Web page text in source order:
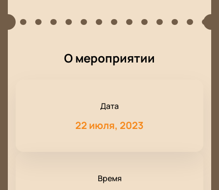
О мероприятии
Дата
22 июля, 2023
Время